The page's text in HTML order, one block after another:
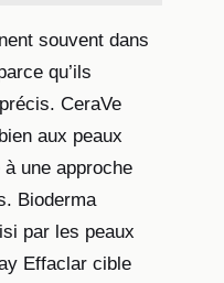
souvent dans
qu’ils
CeraVe
aux peaux
une approche
Bioderma
par les peaux
Effaclar cible